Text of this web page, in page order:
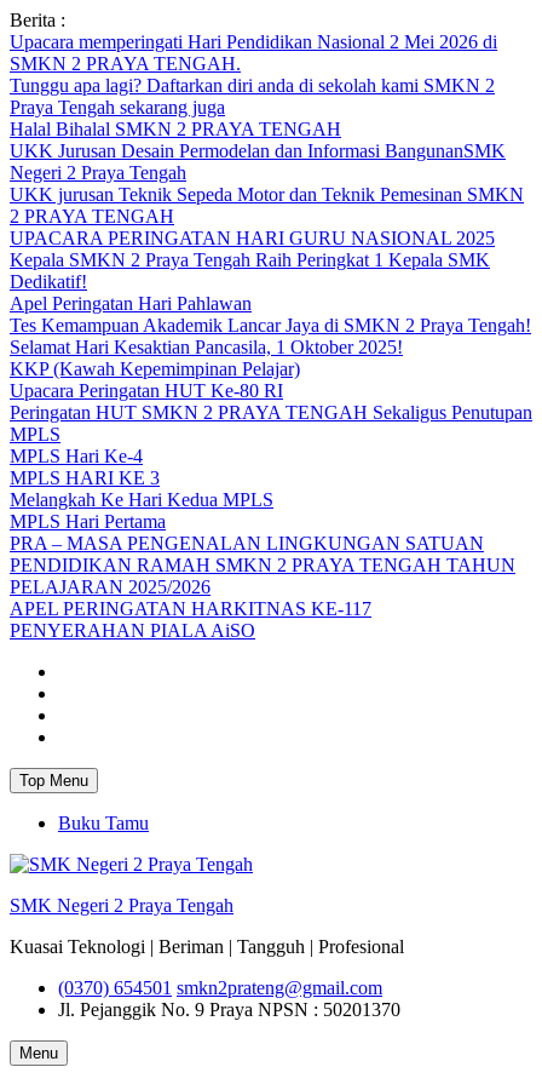
Skip
to
content
Berita :
Upacara memperingati Hari Pendidikan Nasional 2 Mei 2026 di
SMKN 2 PRAYA TENGAH.
Tunggu apa lagi? Daftarkan diri anda di sekolah kami SMKN 2
Praya Tengah sekarang juga
Halal Bihalal SMKN 2 PRAYA TENGAH
UKK Jurusan Desain Permodelan dan Informasi BangunanSMK
Negeri 2 Praya Tengah
UKK jurusan Teknik Sepeda Motor dan Teknik Pemesinan SMKN
2 PRAYA TENGAH
UPACARA PERINGATAN HARI GURU NASIONAL 2025
Kepala SMKN 2 Praya Tengah Raih Peringkat 1 Kepala SMK
Dedikatif!
Apel Peringatan Hari Pahlawan
Tes Kemampuan Akademik Lancar Jaya di SMKN 2 Praya Tengah!
Selamat Hari Kesaktian Pancasila, 1 Oktober 2025!
KKP (Kawah Kepemimpinan Pelajar)
Upacara Peringatan HUT Ke-80 RI
Peringatan HUT SMKN 2 PRAYA TENGAH Sekaligus Penutupan
MPLS
MPLS Hari Ke-4
MPLS HARI KE 3
Melangkah Ke Hari Kedua MPLS
MPLS Hari Pertama
PRA – MASA PENGENALAN LINGKUNGAN SATUAN
PENDIDIKAN RAMAH SMKN 2 PRAYA TENGAH TAHUN
PELAJARAN 2025/2026
APEL PERINGATAN HARKITNAS KE-117
PENYERAHAN PIALA AiSO
Top Menu
Buku Tamu
SMK Negeri 2 Praya Tengah
Kuasai Teknologi | Beriman | Tangguh | Profesional
(0370) 654501 smkn2prateng@gmail.com
Jl. Pejanggik No. 9 Praya NPSN : 50201370
Menu